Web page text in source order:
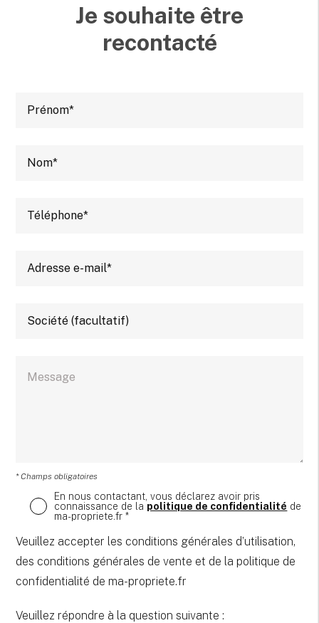
Je souhaite être
recontacté
* Champs obligatoires
En nous contactant, vous déclarez avoir pris
connaissance de la politique de confidentialité de
ma-propriete.fr *
Veuillez accepter les conditions générales d’utilisation,
des conditions générales de vente et de la politique de
confidentialité de ma-propriete.fr
Veuillez répondre à la question suivante :